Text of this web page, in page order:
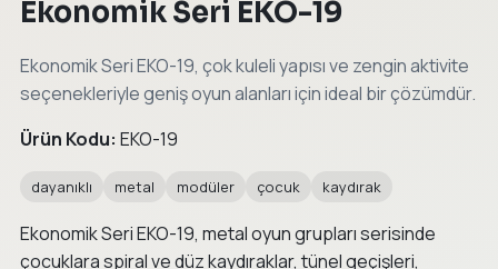
Ekonomik Seri EKO-19
Ekonomik Seri EKO-19, çok kuleli yapısı ve zengin aktivite
seçenekleriyle geniş oyun alanları için ideal bir çözümdür.
Ürün Kodu: EKO-19
dayanıklı metal modüler çocuk kaydırak
Ekonomik Seri EKO-19, metal oyun grupları serisinde
çocuklara spiral ve düz kaydıraklar, tünel geçişleri,